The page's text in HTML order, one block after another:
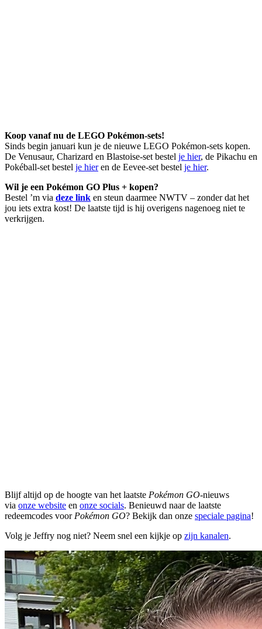
Koop vanaf nu de LEGO Pokémon-sets!
Sinds begin januari kun je de nieuwe LEGO Pokémon-sets kopen.
De Venusaur, Charizard en Blastoise-set bestel je hier, de Pikachu en
Pokéball-set bestel je hieren de Eevee-set bestel je hier.
Wil je een Pokémon GO Plus + kopen?
Bestel ’m via deze link en steun daarmee NWTV – zonder dat het
jou iets extra kost! De laatste tijd is hij overigens nagenoeg niet te
verkrijgen.
Blijf altijd op de hoogte van het laatste Pokémon GO-nieuws
via onze website en onze socials. Benieuwd naar de laatste
redeemcodes voor Pokémon GO? Bekijk dan onze speciale pagina!
Volg je Jeffry nog niet? Neem snel een kijkje op zijn kanalen.